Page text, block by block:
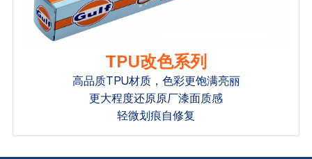
TPU改色系列
高品质TPU材质，色彩更饱满亮丽
更大程度还原原厂漆面质感
轻微划痕自修复